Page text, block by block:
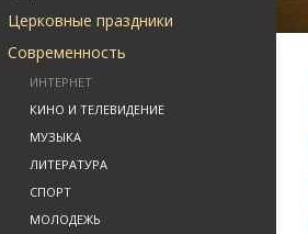
Церковные праздники
Современность
ИНТЕРНЕТ
КИНО И ТЕЛЕВИДЕНИЕ
МУЗЫКА
ЛИТЕРАТУРА
СПОРТ
МОЛОДЕЖЬ